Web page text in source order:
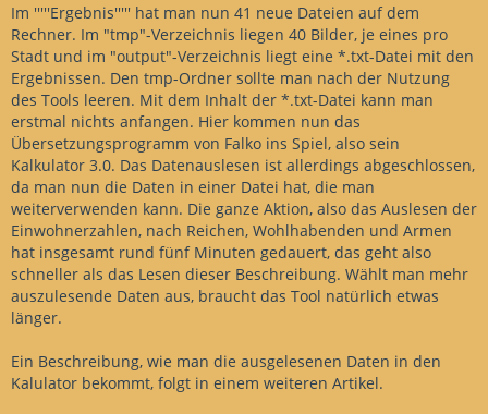
Im '''''Ergebnis''''' hat man nun 41 neue Dateien auf dem
Rechner. Im "tmp"-Verzeichnis liegen 40 Bilder, je eines pro
Stadt und im "output"-Verzeichnis liegt eine *.txt-Datei mit den
Ergebnissen. Den tmp-Ordner sollte man nach der Nutzung
des Tools leeren. Mit dem Inhalt der *.txt-Datei kann man
erstmal nichts anfangen. Hier kommen nun das
Übersetzungsprogramm von Falko ins Spiel, also sein
Kalkulator 3.0. Das Datenauslesen ist allerdings abgeschlossen,
da man nun die Daten in einer Datei hat, die man
weiterverwenden kann. Die ganze Aktion, also das Auslesen der
Einwohnerzahlen, nach Reichen, Wohlhabenden und Armen
hat insgesamt rund fünf Minuten gedauert, das geht also
schneller als das Lesen dieser Beschreibung. Wählt man mehr
auszulesende Daten aus, braucht das Tool natürlich etwas
länger.
Ein Beschreibung, wie man die ausgelesenen Daten in den
Kalulator bekommt, folgt in einem weiteren Artikel.